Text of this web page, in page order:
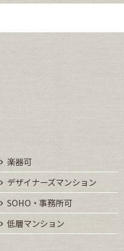
楽器可
デザイナーズマンション
SOHO・事務所可
低層マンション